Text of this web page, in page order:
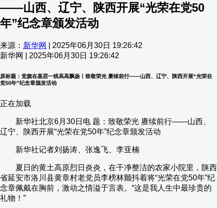
视频 小央视频 小央直播
体育 直播 竞猜 2026年世界杯
VIP会员 CCTV奥林匹克频道 生活体育大会 体育江湖
财经
CCTV.节目官网 直播 节目单 栏目 片库 热播榜
——山西、辽宁、陕西开展“光荣在党50
年”纪念章颁发活动
来源： 新华网
| 2025年06月30日 19:26:42
新华网 | 2025年06月30日 19:26:42
原标题：党旗在基层一线高高飘扬丨致敬荣光 赓续前行——山西、辽宁、陕西开展“光荣在
党50年”纪念章颁发活动
正在加载
新华社北京6月30日电 题：致敬荣光 赓续前行——山西、
辽宁、陕西开展“光荣在党50年”纪念章颁发活动
新华社记者刘扬涛、张逸飞、李亚楠
夏日的黄土高原烈日炎炎，在干净整洁的农家小院里，陕西
省延安市洛川县黄章村老党员李榜林颤抖着将“光荣在党50年”纪
念章佩戴在胸前，激动之情溢于言表。“这是我人生中最珍贵的
礼物！”